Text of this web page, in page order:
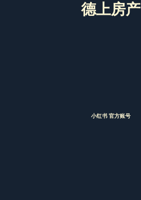
德上房产
小红书 官方账号